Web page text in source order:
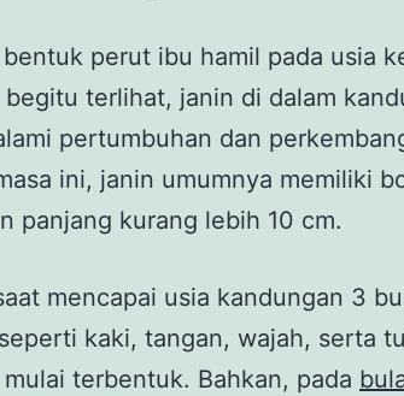
perut ibu hamil pada usia
begitu terlihat, janin di dalam
pertumbuhan dan
ini, janin umumnya memiliki
panjang kurang lebih 10 cm.
mencapai usia kandungan 3
kaki, tangan, wajah, serta
terbentuk. Bahkan, pada